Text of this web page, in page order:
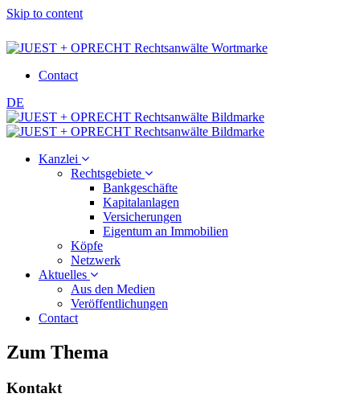
Skip to content
Contact
DE
Kanzlei
Rechtsgebiete
Bankgeschäfte
Kapitalanlagen
Versicherungen
Eigentum an Immobilien
Köpfe
Netzwerk
Aktuelles
Aus den Medien
Veröffentlichungen
Contact
Zum Thema
Kontakt